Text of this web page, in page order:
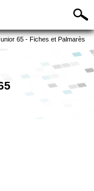
65 - Fiches et Palmarès